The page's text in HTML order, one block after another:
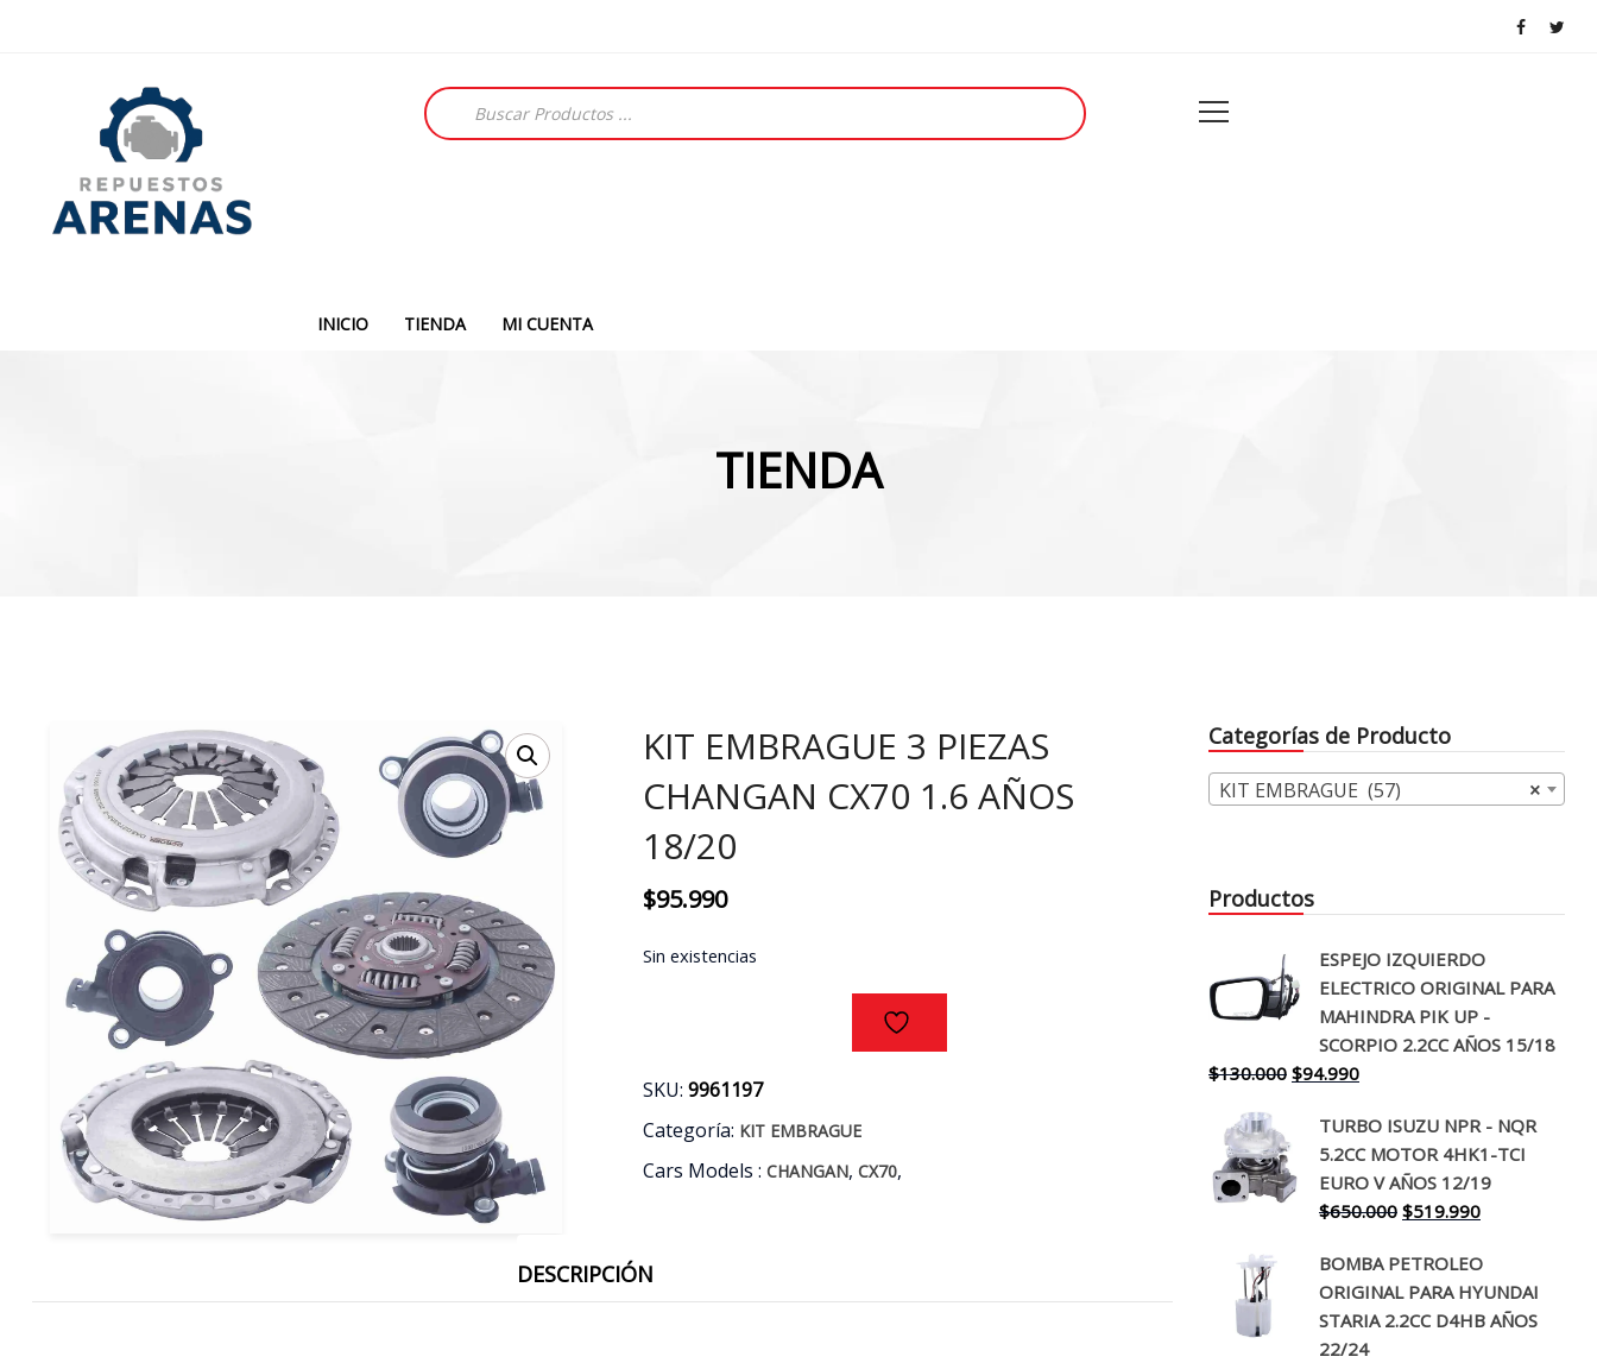
Búsqueda
de
productos
INICIO TIENDA MI CUENTA
TIENDA
KIT EMBRAGUE 3 PIEZAS
CHANGAN CX70 1.6 AÑOS
18/20
$95.990
Sin existencias
SKU:9961197
Categoría: KIT EMBRAGUE
Cars Models :CHANGAN,CX70,
DESCRIPCIÓN
Categorías de Producto
×
KIT EMBRAGUE (57)
Productos
ESPEJO IZQUIERDO
ELECTRICO ORIGINAL PARA
MAHINDRA PIK UP -
SCORPIO 2.2CC AÑOS 15/18
$130.000 El
original
era:
$130.000.
$94.990El
actual
es:
$94.990.
TURBO ISUZU NPR - NQR
5.2CC MOTOR 4HK1-TCI
EURO V AÑOS 12/19
$650.000 El
original
era:
$650.000.
$519.990El
actual
es:
$519.990.
BOMBA PETROLEO
ORIGINAL PARA HYUNDAI
STARIA 2.2CC D4HB AÑOS
22/24